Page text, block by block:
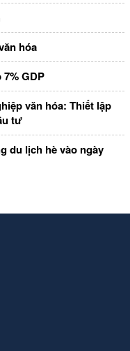
hóa
GDP
văn hóa: Thiết lập
tư
du lịch hè vào ngày